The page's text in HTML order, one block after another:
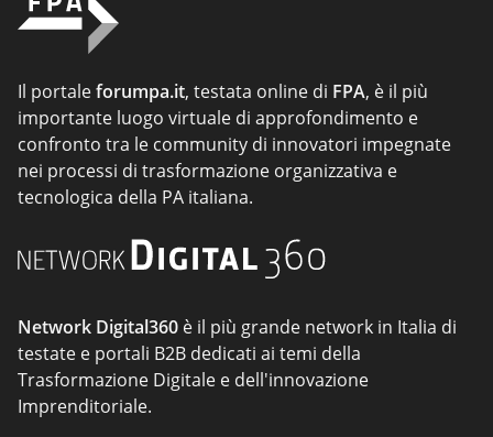
Il portaleforumpa.it, testata online di FPA, è il più
importante luogo virtuale di approfondimento e
confronto tra le community di innovatori impegnate
nei processi di trasformazione organizzativa e
tecnologica della PA italiana.
Network Digital360 è il più grande network in Italia di
testate e portali B2B dedicati ai temi della
Trasformazione Digitale e dell'innovazione
Imprenditoriale.